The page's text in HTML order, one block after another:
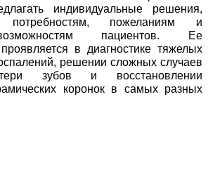
индивидуальные решения,
потребностям, пожеланиям и
пациентов. Ее
в диагностике тяжелых
решении сложных случаев
зубов и восстановлении
коронок в самых разных